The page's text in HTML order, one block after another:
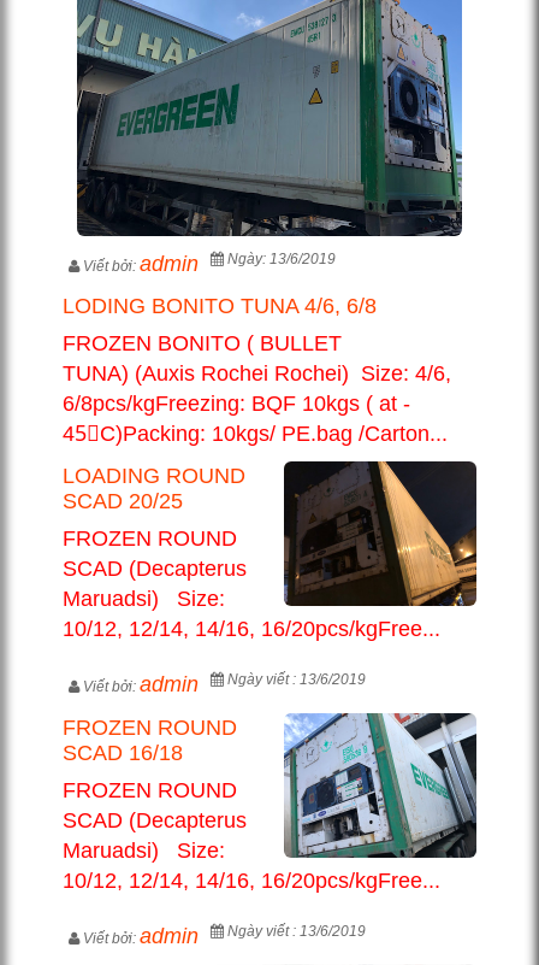
Viết bởi:admin Ngày: 13/6/2019
LODING BONITO TUNA 4/6, 6/8
FROZEN BONITO ( BULLET
TUNA) (Auxis Rochei Rochei) Size: 4/6,
6/8pcs/kgFreezing: BQF 10kgs ( at -
45〫C)Packing: 10kgs/ PE.bag /Carton...
LOADING ROUND
SCAD 20/25
FROZEN ROUND
SCAD (Decapterus
Maruadsi) Size:
10/12, 12/14, 14/16, 16/20pcs/kgFree...
Viết bởi:admin Ngày viết : 13/6/2019
FROZEN ROUND
SCAD 16/18
FROZEN ROUND
SCAD (Decapterus
Maruadsi) Size:
10/12, 12/14, 14/16, 16/20pcs/kgFree...
Viết bởi:admin Ngày viết : 13/6/2019